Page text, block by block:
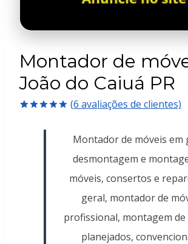
Montador de
João do Caiuá PR
como5.00
(6 avaliações de clientes)
Montador de móveis em
desmontagem e
móveis, consertos e
geral, montador de
profissional, montagem de
planejados,